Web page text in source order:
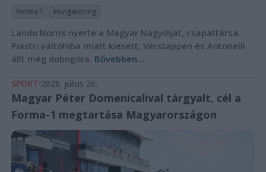
Forma 1 Hungaroring
Lando Norris nyerte a Magyar Nagydíjat, csapattársa,
Piastri váltóhiba miatt kiesett, Verstappen és Antonelli
állt még dobogóra. Bővebben...
SPORT 2026. július 26.
Magyar Péter Domenicalival tárgyalt, cél a
Forma-1 megtartása Magyarországon